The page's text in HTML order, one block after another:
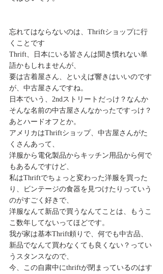
忘れてはならないのは、Thriftショップに行
くことです
Thrift、日本にいる皆さんは聞き慣れない単
語かもしれませんが、
要は古着屋さん、といえば響きはいいのです
が、中古屋さんですね。
日本でいう、2ndストリートだっけ？なんか
そんな名前の中古屋さんなかったですっけ？
あとハードオフとか。
アメリカはThriftショップ、中古屋さんがた
くさんあって、
洋服から電化製品からキッチン用品から何で
もあるんですけど、
私はThriftでちょっと変わった洋服を買った
り、ビンテージの食器を見つけたりっていう
のがすごく好きで、
洋服なんて新品で買うなんてことは、もうこ
こ数年してないってほどです。
我が家は基本Thrift頼りで、何でも中古品、
新品でなんて買わなくても良くない？ってい
うスタンスなので、
今、この自粛中にthriftが閉まっているのはす